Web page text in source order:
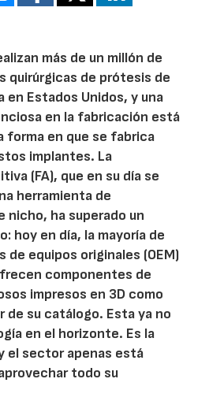
más de un millón de
quirúrgicas de prótesis de
en Estados Unidos, y una
en la fabricación está
forma en que se fabrica
implantes. La
(FA), que en su día se
herramienta de
nicho, ha superado un
hoy en día, la mayoría de
de equipos originales (OEM)
componentes de
impresos en 3D como
de su catálogo. Esta ya no
en el horizonte. Es la
el sector apenas está
todo su